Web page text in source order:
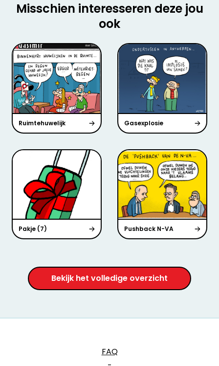
Misschien interesseren deze jou
ook
Ruimtehuwelijk Gasexplosie
Pakje (7) Pushback N-VA
Bekijk het volledige overzicht
FAQ